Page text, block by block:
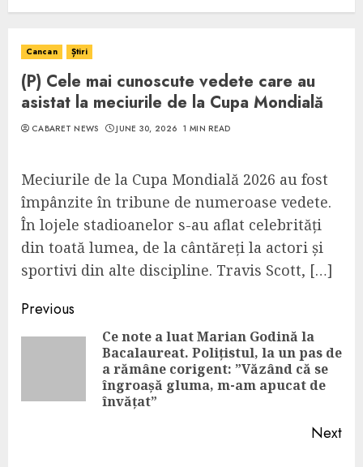
Cancan Știri
(P) Cele mai cunoscute vedete care au
asistat la meciurile de la Cupa Mondială
CABARET NEWS JUNE 30, 2026 1 MIN READ
Meciurile de la Cupa Mondială 2026 au fost
împânzite în tribune de numeroase vedete.
În lojele stadioanelor s-au aflat celebrități
din toată lumea, de la cântăreți la actori și
sportivi din alte discipline. Travis Scott, […]
Continue
Reading
Previous
Ce note a luat Marian Godină la
Bacalaureat. Polițistul, la un pas de
a rămâne corigent: ”Văzând că se
îngroașă gluma, m-am apucat de
învățat”
Next